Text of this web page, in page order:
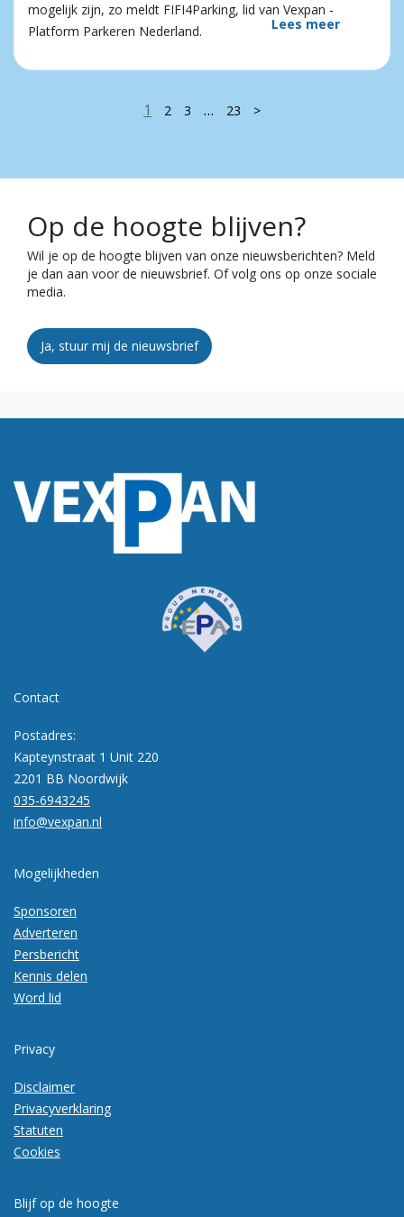
mogelijk zijn, zo meldt FIFI4Parking, lid van Vexpan -
Platform Parkeren Nederland.
Lees meer
1 2 3 … 23 >
Op de hoogte blijven?
Wil je op de hoogte blijven van onze nieuwsberichten? Meld
je dan aan voor de nieuwsbrief. Of volg ons op onze sociale
media.
Ja, stuur mij de nieuwsbrief
Contact
Postadres:
Kapteynstraat 1 Unit 220
2201 BB Noordwijk
035-6943245
info@vexpan.nl
Mogelijkheden
Sponsoren
Adverteren
Persbericht
Kennis delen
Word lid
Privacy
Disclaimer
Privacyverklaring
Statuten
Cookies
Blijf op de hoogte